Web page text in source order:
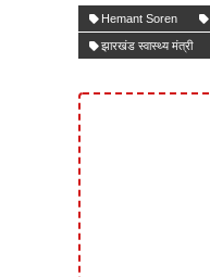
Hemant Soren
झारखंड स्वास्थ्य मंत्री